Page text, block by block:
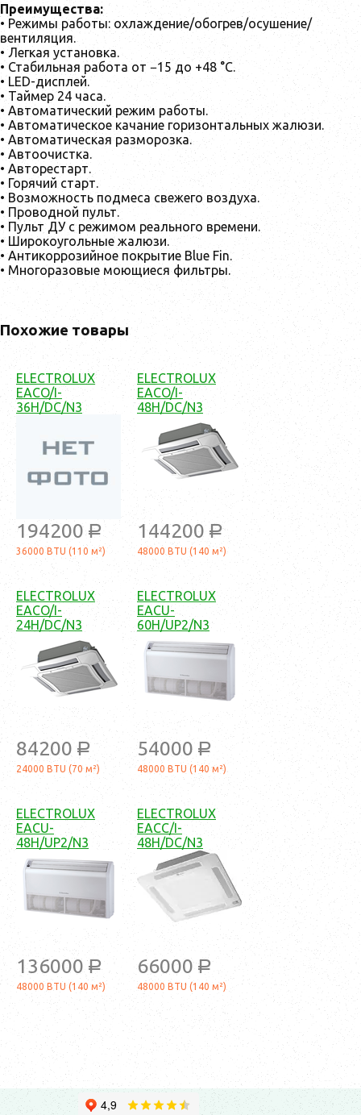
Преимущества:
• Режимы работы: охлаждение/обогрев/осушение/
вентиляция.
• Легкая установка.
• Стабильная работа от −15 до +48 °C.
• LED-дисплей.
• Таймер 24 часа.
• Автоматический режим работы.
• Автоматическое качание горизонтальных жалюзи.
• Автоматическая разморозка.
• Автоочистка.
• Авторестарт.
• Горячий старт.
• Возможность подмеса свежего воздуха.
• Проводной пульт.
• Пульт ДУ с режимом реального времени.
• Широкоугольные жалюзи.
• Антикоррозийное покрытие Blue Fin.
• Многоразовые моющиеся фильтры.
Похожие товары
ELECTROLUX
EACO/I-
36H/DC/N3
194200 a
36000 BTU (110 м²)
ELECTROLUX
EACO/I-
48H/DC/N3
144200 a
48000 BTU (140 м²)
ELECTROLUX
EACO/I-
24H/DC/N3
84200 a
24000 BTU (70 м²)
ELECTROLUX
EACU-
60H/UP2/N3
54000 a
48000 BTU (140 м²)
ELECTROLUX
EACU-
48H/UP2/N3
136000 a
48000 BTU (140 м²)
ELECTROLUX
EACC/I-
48H/DC/N3
66000 a
48000 BTU (140 м²)